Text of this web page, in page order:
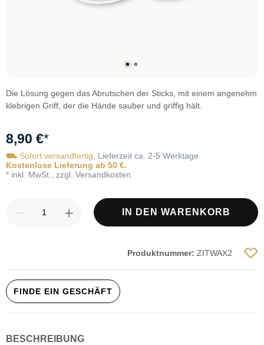
Die Lösung gegen das Abrutschen der Sticks, mit einem angenehm
klebrigen Griff, der die Hände sauber und griffig hält.
8,90 €*
⛟ Sofort versandfertig , Lieferzeit ca. 2-5 Werktage.
Kostenlose Lieferung ab 50 €.
* inkl. MwSt., zzgl. Versandkosten
Produkt Anzahl: Gib den gewünschten
IN DEN WARENKORB
Produktnummer: ZITWAX2
FINDE EIN GESCHÄFT
BESCHREIBUNG